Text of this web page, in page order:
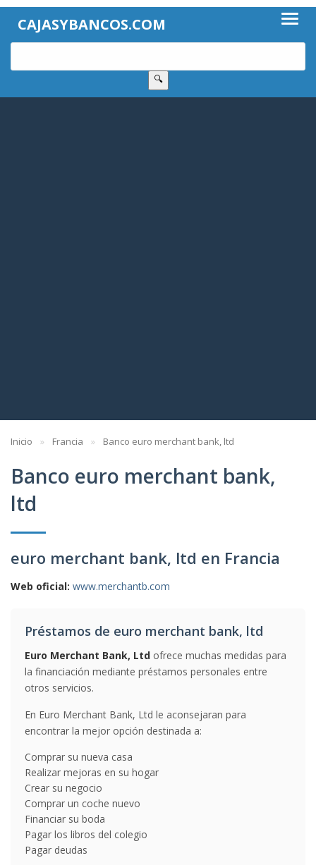
CAJASYBANCOS.COM
🔍
Inicio Francia Banco euro merchant bank, ltd
Banco euro merchant bank,
ltd
euro merchant bank, ltd en Francia
Web oficial: www.merchantb.com
Préstamos de euro merchant bank, ltd
Euro Merchant Bank, Ltd ofrece muchas medidas para
la financiación mediante préstamos personales entre
otros servicios.
En Euro Merchant Bank, Ltd le aconsejaran para
encontrar la mejor opción destinada a:
Comprar su nueva casa
Realizar mejoras en su hogar
Crear su negocio
Comprar un coche nuevo
Financiar su boda
Pagar los libros del colegio
Pagar deudas